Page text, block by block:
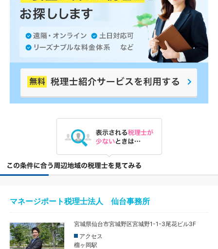
マネージポート税理士法人 仙台事務所
宮城県仙台市宮城野区宮城野1-1-3尾花ビル3F
アクセス
榴ヶ岡駅